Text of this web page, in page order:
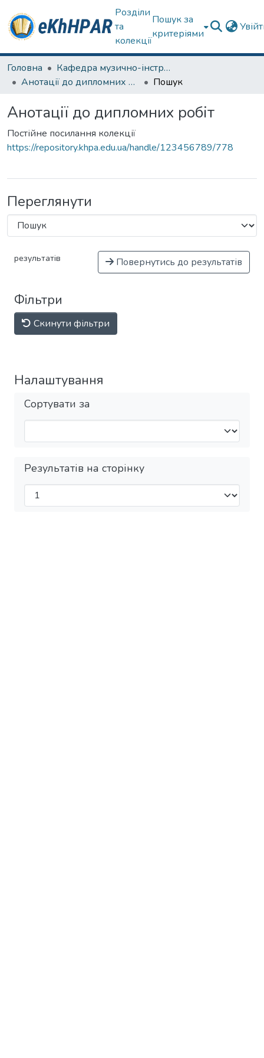
Розділи
та
колекції
Пошук за
критеріями
Головна
Кафедра музично-інструментальної підготовки вчителя
Анотації до дипломних робіт
Пошук
Анотації до дипломних робіт
Постійне посилання колекції
https://repository.khpa.edu.ua/handle/123456789/778
Переглянути
результатів Повернутись до результатів
Фільтри
Скинути фільтри
Налаштування
Сортувати за
Результатів на сторінку